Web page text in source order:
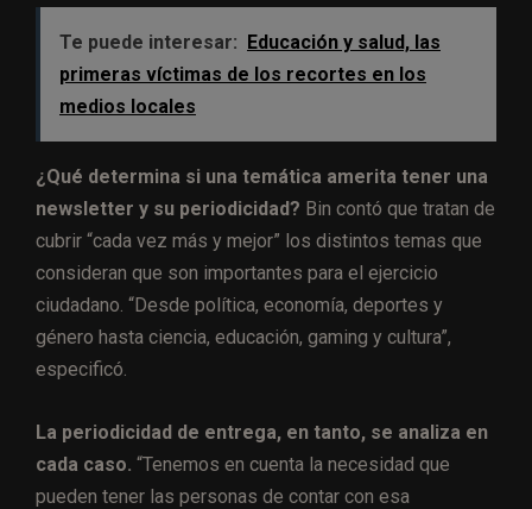
Te puede interesar: Educación y salud, las
primeras víctimas de los recortes en los
medios locales
¿Qué determina si una temática amerita tener una
newsletter y su periodicidad? Bin contó que tratan de
cubrir “cada vez más y mejor” los distintos temas que
consideran que son importantes para el ejercicio
ciudadano. “Desde política, economía, deportes y
género hasta ciencia, educación, gaming y cultura”,
especificó.
La periodicidad de entrega, en tanto, se analiza en
cada caso. “Tenemos en cuenta la necesidad que
pueden tener las personas de contar con esa